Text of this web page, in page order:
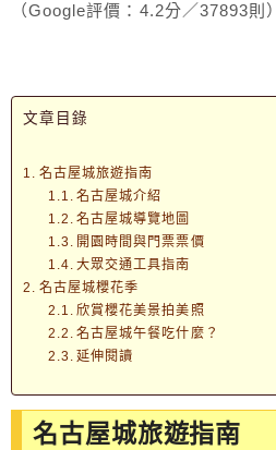
（Google評價：4.2分／37893則）
文章目錄
名古屋城旅遊指南
名古屋城介紹
名古屋城導覽地圖
開園時間與門票票價
大眾交通工具指南
名古屋城櫻花季
欣賞櫻花美景拍美照
名古屋城午餐吃什麼？
延伸閱讀
名古屋城旅遊指南